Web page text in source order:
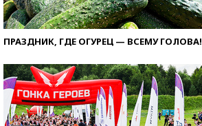
ПРАЗДНИК, ГДЕ ОГУРЕЦ — ВСЕМУ ГОЛОВА!